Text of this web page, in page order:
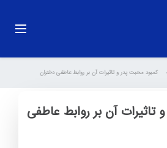
کمبود محبت پدر و تاثیرات آن بر روابط عاطفی دختران
آن بر روابط عاطفی